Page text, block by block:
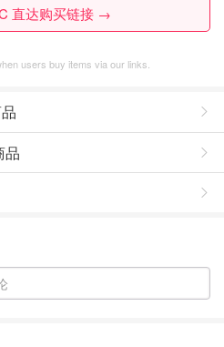
直达购买链接 →
users buy items via our links.
品